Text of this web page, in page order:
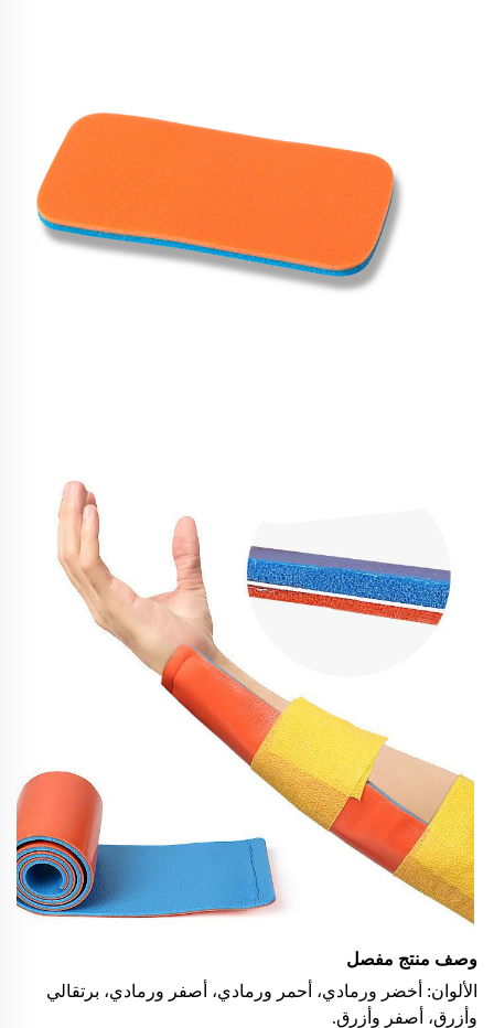
وصف منتج مفصل
الألوان: أخضر ورمادي، أحمر ورمادي، أصفر ورمادي، برتقالي
وأزرق، أصفر وأزرق.